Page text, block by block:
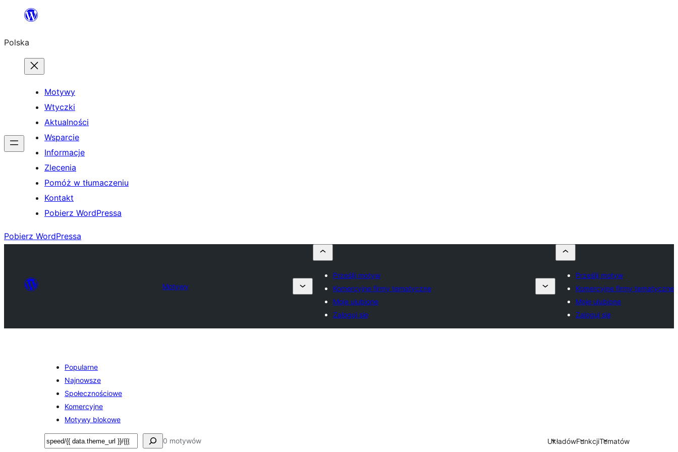
Przejdź
treści
Polska
Motywy
Wtyczki
Aktualności
Wsparcie
Informacje
Zlecenia
Pomóż w tłumaczeniu
Kontakt
Pobierz WordPressa
Pobierz WordPressa
Motywy
Prześlij motyw
Komercyjne firmy tematyczne
Moje ulubione
Zaloguj się
Prześlij motyw
Komercyjne firmy tematyczne
Moje ulubione
Zaloguj się
Popularne
Najnowsze
Społecznościowe
Komercyjne
Motywy blokowe
Szukaj 0 motywów UkładówFunkcjiTematów